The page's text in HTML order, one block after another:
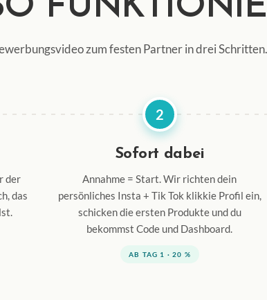
zum festen Partner in drei
der
das
2
Sofort dabei
Annahme = Start. Wir richten dein
persönliches Insta + Tik Tok klikkie Profil ein,
schicken die ersten Produkte und du
bekommst Code und Dashboard.
AB TAG 1 · 20 %